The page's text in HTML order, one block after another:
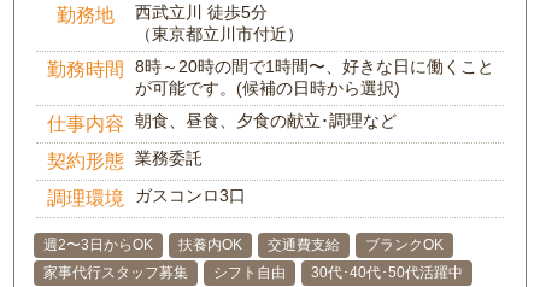
勤務地
西武立川 徒歩5分
（東京都立川市付近）
勤務時間
8時～20時の間で1時間〜、好きな日に働くこと
が可能です。(候補の日時から選択)
仕事内容 朝食、昼食、夕食の献立･調理など
契約形態 業務委託
調理環境 ガスコンロ3口
週2〜3日からOK 扶養内OK 交通費支給
ブランクOK
家事代行スタッフ募集
シフト自由 30代･40代･50代活躍中